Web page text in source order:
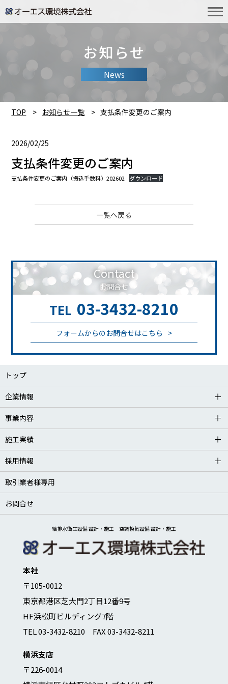
お知らせ
News
TOP お知らせ一覧 支払条件変更のご案内
2026/02/25
支払条件変更のご案内
支払条件変更のご案内（振込手数料）202602 ダウンロード
一覧へ戻る
Contact
お問合せ
TEL 03-3432-8210
フォームからのお問合せはこちら
給排水衛生設備 設計・施工 空調換気設備 設計・施工
本社
〒105-0012
東京都港区芝大門2丁目12番9号
HF浜松町ビルディング7階
TEL 03-3432-8210 FAX 03-3432-8211
横浜支店
〒226-0014
トップ
企業情報
事業内容
施工実績
採用情報
取引業者様専用
お問合せ